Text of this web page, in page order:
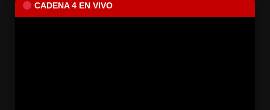
CADENA 4 EN VIVO